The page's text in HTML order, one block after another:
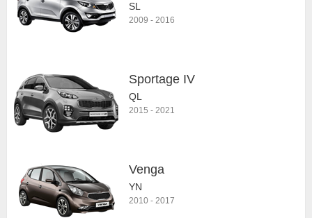
SL
2009 - 2016
Sportage IV
QL
2015 - 2021
Venga
YN
2010 - 2017